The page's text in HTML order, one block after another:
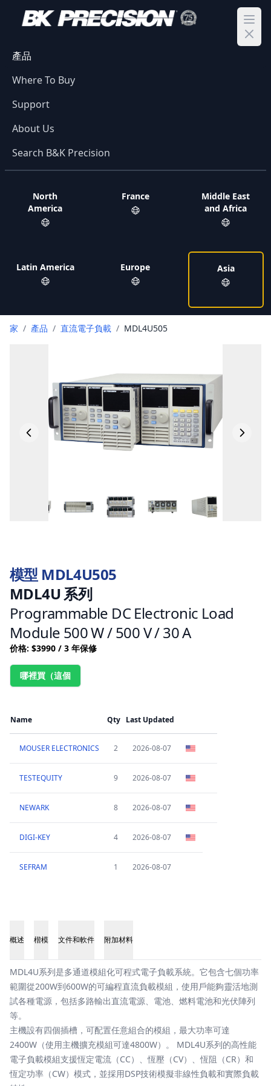
產品
Where To Buy
Support
About Us
Search B&K Precision
North
America
Latin America
France
Europe
Middle East
and Africa
Asia
家 / 產品 / 直流電子負載 / MDL4U505
模型 MDL4U505
MDL4U 系列
Programmable DC Electronic Load
Module 500 W / 500 V / 30 A
价格: $3990 / 3 年保修
哪裡買（這個
Name Qty Last Updated
MOUSER ELECTRONICS 2 2026-08-07
TESTEQUITY 9 2026-08-07
NEWARK 8 2026-08-07
DIGI-KEY 4 2026-08-07
SEFRAM 1 2026-08-07
概述 楷模 文件和軟件 附加材料
概述
MDL4U系列是多通道模組化可程式電子負載系統。它包含七個功率
範圍從200W到600W的可編程直流負載模組，使用戶能夠靈活地測
試各種電源，包括多路輸出直流電源、電池、燃料電池和光伏陣列
等。
主機設有四個插槽，可配置任意組合的模組，最大功率可達
2400W（使用主機擴充模組可達4800W）。 MDL4U系列的高性能
電子負載模組支援恆定電流（CC）、恆壓（CV）、恆阻（CR）和
恆定功率（CW）模式，並採用DSP技術模擬非線性負載和實際負載